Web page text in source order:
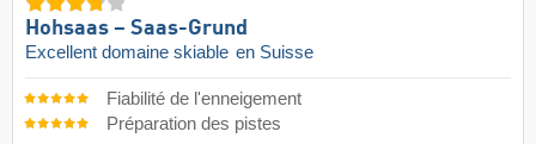
Hohsaas – Saas-Grund
Excellent domaine skiable en Suisse
Fiabilité de l'enneigement
Préparation des pistes